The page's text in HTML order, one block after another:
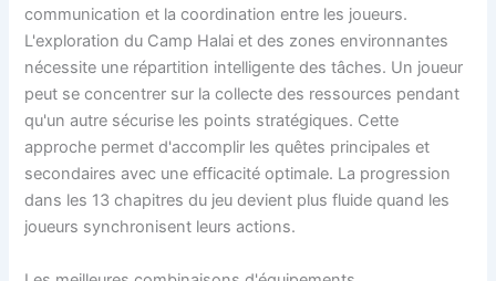
communication et la coordination entre les joueurs.
L'exploration du Camp Halai et des zones environnantes
nécessite une répartition intelligente des tâches. Un joueur
peut se concentrer sur la collecte des ressources pendant
qu'un autre sécurise les points stratégiques. Cette
approche permet d'accomplir les quêtes principales et
secondaires avec une efficacité optimale. La progression
dans les 13 chapitres du jeu devient plus fluide quand les
joueurs synchronisent leurs actions.